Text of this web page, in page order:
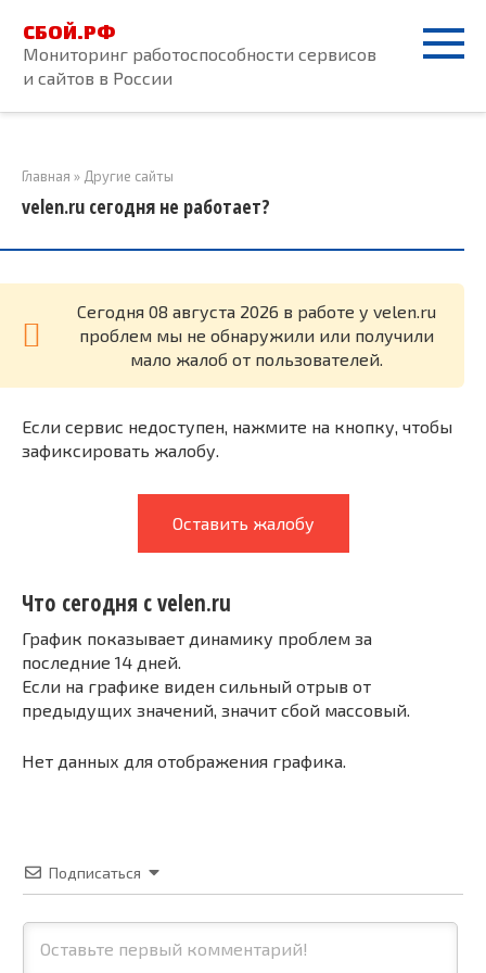
контенту
СБОЙ.РФ
Мониторинг работоспособности сервисов
и сайтов в России
Главная » Другие сайты
velen.ru сегодня не работает?
Cегодня 08 августа 2026 в работе у velen.ru
проблем мы не обнаружили или получили
мало жалоб от пользователей.
Если сервис недоступен, нажмите на кнопку, чтобы
зафиксировать жалобу.
Оставить жалобу
Что сегодня с velen.ru
График показывает динамику проблем за
последние 14 дней.
Если на графике виден сильный отрыв от
предыдущих значений, значит сбой массовый.
Нет данных для отображения графика.
Подписаться